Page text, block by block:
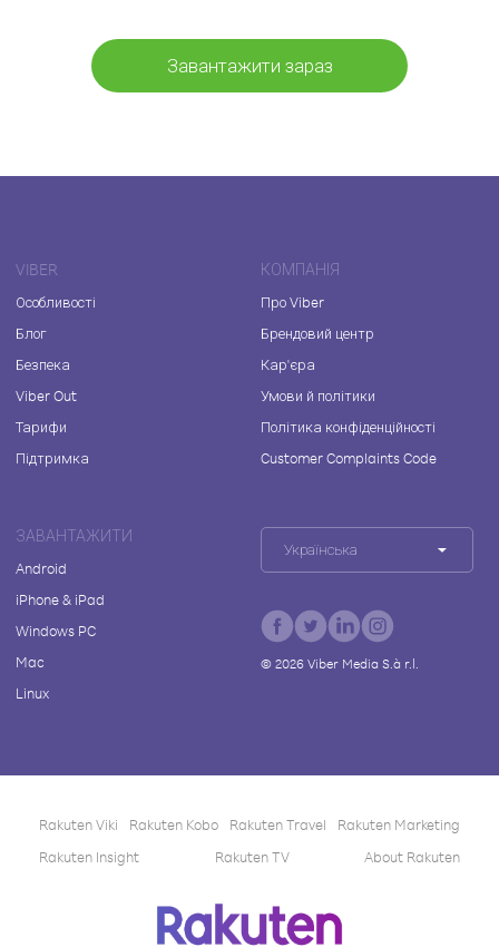
Завантажити зараз
VIBER
Особливості
Блог
Безпека
Viber Out
Тарифи
Підтримка
КОМПАНІЯ
Про Viber
Брендовий центр
Кар'єра
Умови й політики
Політика конфіденційності
Customer Complaints Code
ЗАВАНТАЖИТИ
Android
iPhone & iPad
Windows PC
Mac
Linux
Українська
© 2026Viber Media S.à r.l.
Rakuten Viki Rakuten Kobo Rakuten Travel
Rakuten Marketing
Rakuten Insight
Rakuten TV About Rakuten